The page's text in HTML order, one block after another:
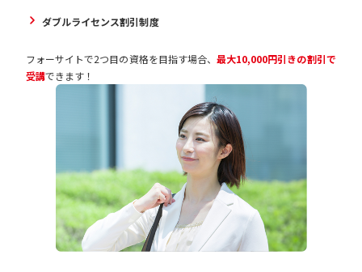
ダブルライセンス割引制度
フォーサイトで2つ目の資格を目指す場合、 最大10,000円引きの割引で
受講できます！